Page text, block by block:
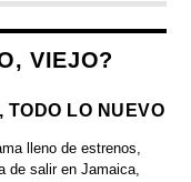
VIEJO?
TODO LO NUEVO
lleno de estrenos,
de salir enJamaica,